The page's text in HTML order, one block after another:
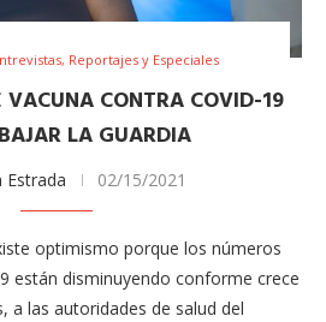
Reportajes y Especiales
VACUNA CONTRA COVID-19
LA GUARDIA
Estrada 02/15/2021
optimismo porque los números
están disminuyendo conforme crece
a las autoridades de salud del